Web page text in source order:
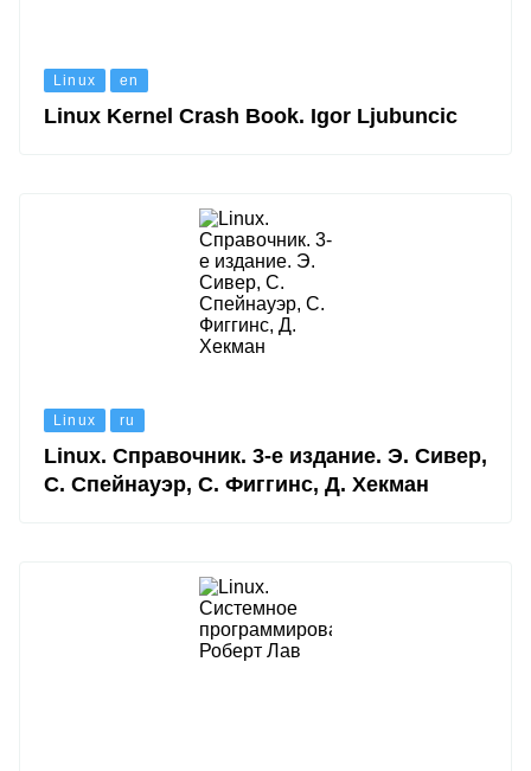
Linux en
Linux Kernel Crash Book. Igor Ljubuncic
Linux ru
Linux. Справочник. 3-е издание. Э. Сивер,
С. Спейнауэр, С. Фиггинс, Д. Хекман